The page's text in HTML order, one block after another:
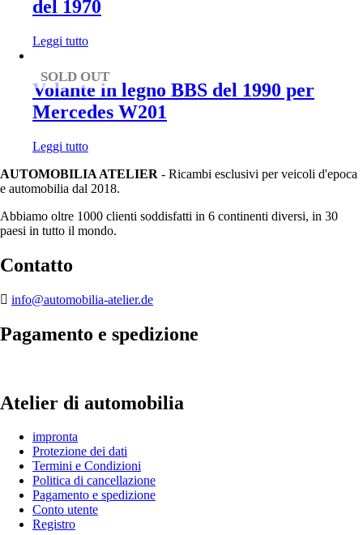
del 1970
Leggi tutto
SOLD OUT
Volante in legno BBS del 1990 per
Mercedes W201
Leggi tutto
AUTOMOBILIA ATELIER - Ricambi esclusivi per veicoli d'epoca
e automobilia dal 2018.
Abbiamo oltre 1000 clienti soddisfatti in 6 continenti diversi, in 30
paesi in tutto il mondo.
Contatto
info@automobilia-atelier.de
Pagamento e spedizione
Atelier di automobilia
impronta
Protezione dei dati
Termini e Condizioni
Politica di cancellazione
Pagamento e spedizione
Conto utente
Registro